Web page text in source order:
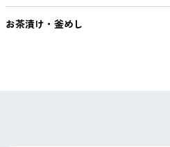
お茶漬け・釜めし